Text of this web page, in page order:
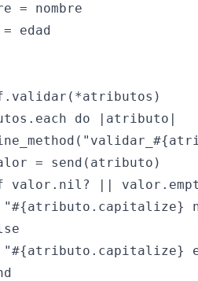
= nombre
= edad
do |atributo|
= send(atributo)
valor.nil? ||